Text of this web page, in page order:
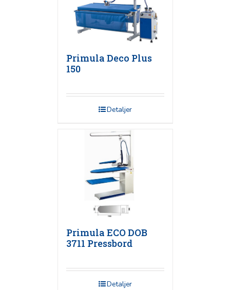
Primula Deco Plus
150
Detaljer
Primula ECO DOB
3711 Pressbord
Detaljer